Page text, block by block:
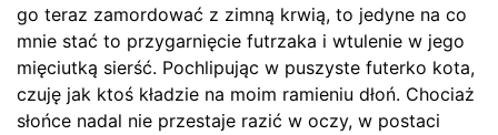
go teraz zamordować z zimną krwią, to jedyne na co
mnie stać to przygarnięcie futrzaka i wtulenie w jego
mięciutką sierść. Pochlipując w puszyste futerko kota,
czuję jak ktoś kładzie na moim ramieniu dłoń. Chociaż
słońce nadal nie przestaje razić w oczy, w postaci